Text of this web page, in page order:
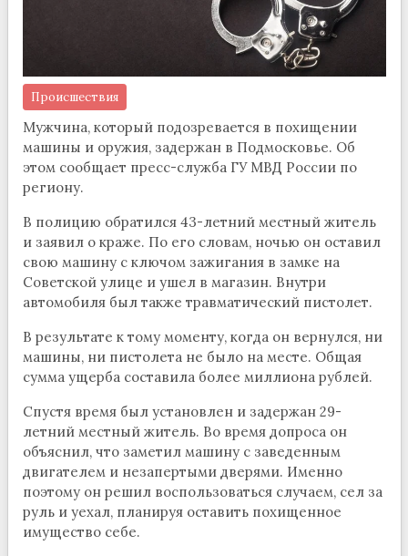
Происшествия
Мужчина, который подозревается в похищении
машины и оружия, задержан в Подмосковье. Об
этом сообщает пресс-служба ГУ МВД России по
региону.
В полицию обратился 43-летний местный житель
и заявил о краже. По его словам, ночью он оставил
свою машину с ключом зажигания в замке на
Советской улице и ушел в магазин. Внутри
автомобиля был также травматический пистолет.
В результате к тому моменту, когда он вернулся, ни
машины, ни пистолета не было на месте. Общая
сумма ущерба составила более миллиона рублей.
Спустя время был установлен и задержан 29-
летний местный житель. Во время допроса он
объяснил, что заметил машину с заведенным
двигателем и незапертыми дверями. Именно
поэтому он решил воспользоваться случаем, сел за
руль и уехал, планируя оставить похищенное
имущество себе.